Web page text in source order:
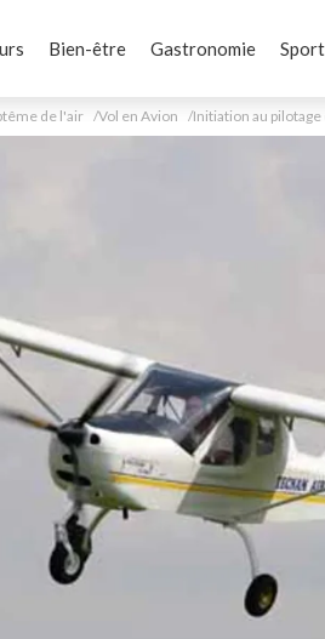
Bien-être Gastronomie
de l'air Vol en Avion Initiation au